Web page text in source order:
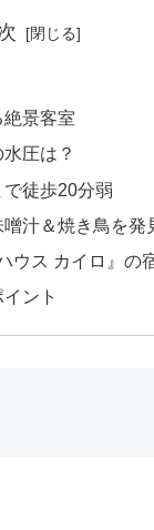
絶景客室
圧は？
徒歩20分弱
汁＆焼き鳥を発
ウス カイロ』の
ント